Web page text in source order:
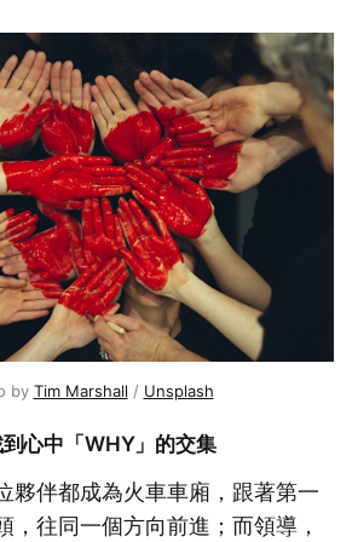
by Tim Marshall / Unsplash
心中「WHY」的交集
夥伴都成為火車車廂，跟著第一
，往同一個方向前進；而領導，